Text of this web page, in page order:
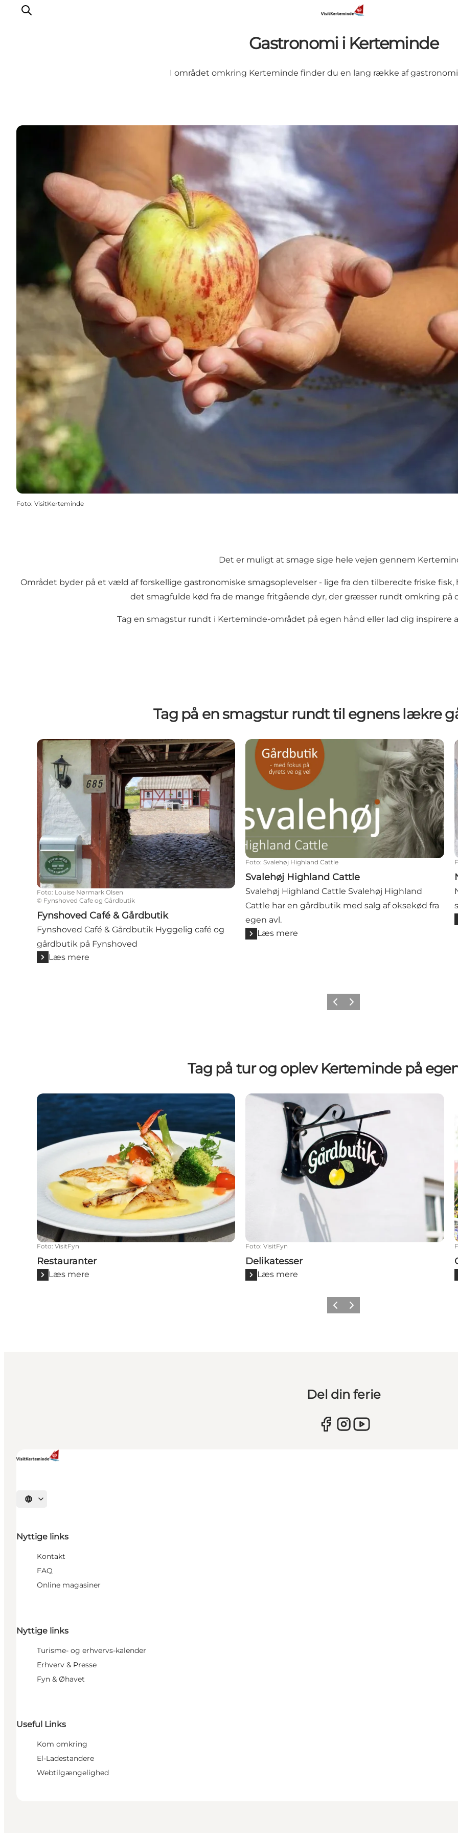
Sov godt
Sommerbus
Gastronomi i Kerteminde
I området omkring Kerteminde finder du en lang række af
Foto: VisitKerteminde
Det er muligt at smage sige hele vejen gennem
Området byder på et væld af forskellige gastronomiske smagsoplevelser - lige fra den tilberedte friske
det smagfulde kød fra de mange fritgående dyr, der græsser rundt omkring på
Tag en smagstur rundt i Kerteminde-området på egen hånd eller lad dig inspirere
Tag på en smagstur rundt til egnens lækre
Fynshoved Café & Gårdbutik
Foto: Louise Nørmark Olsen
© Fynshoved Cafe og Gårdbutik
Fynshoved Café & Gårdbutik
Fynshoved Café & Gårdbutik Hyggelig café og
gårdbutik på Fynshoved
Læs mere
Svalehøj Highland Cattle
Foto: Svalehøj Highland Cattle
Svalehøj Highland Cattle
Svalehøj Highland Cattle Svalehøj Highland
Cattle har en gårdbutik med salg af oksekød fra
egen avl.
Læs mere
ForrigeNæste
Tag på tur og oplev Kerteminde på
Restauranter
Foto: VisitFyn
Restauranter
Læs mere
Delikatesser
Foto: VisitFyn
Delikatesser
Læs mere
ForrigeNæste
Del din ferie
Vælg sprog
Nyttige links
Kontakt
FAQ
Online magasiner
Nyttige links
Turisme- og erhvervs-kalender
Erhverv & Presse
Fyn & Øhavet
Useful Links
Kom omkring
El-Ladestandere
Webtilgængelighed